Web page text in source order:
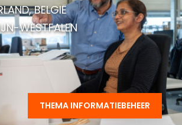
BELGIË
WESTFALEN
THEMA INFORMATIEBEHEER